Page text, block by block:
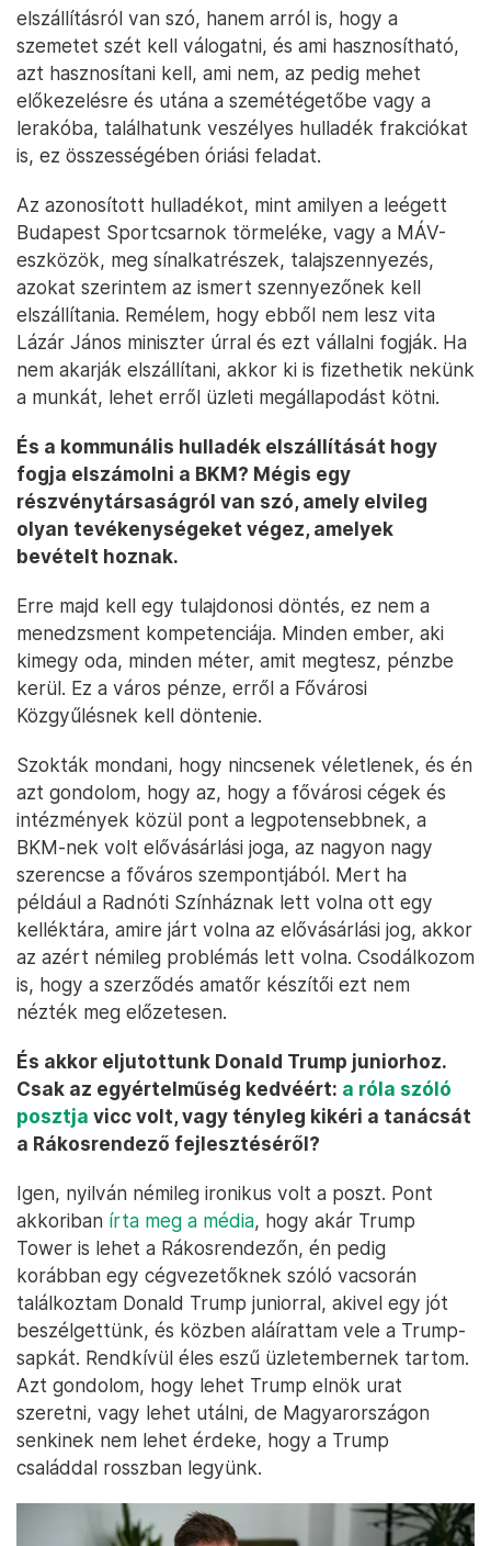
elszállításról van szó, hanem arról is, hogy a
szemetet szét kell válogatni, és ami hasznosítható,
azt hasznosítani kell, ami nem, az pedig mehet
előkezelésre és utána a szemétégetőbe vagy a
lerakóba, találhatunk veszélyes hulladék frakciókat
is, ez összességében óriási feladat.
Az azonosított hulladékot, mint amilyen a leégett
Budapest Sportcsarnok törmeléke, vagy a MÁV-
eszközök, meg sínalkatrészek, talajszennyezés,
azokat szerintem az ismert szennyezőnek kell
elszállítania. Remélem, hogy ebből nem lesz vita
Lázár János miniszter úrral és ezt vállalni fogják. Ha
nem akarják elszállítani, akkor ki is fizethetik nekünk
a munkát, lehet erről üzleti megállapodást kötni.
És a kommunális hulladék elszállítását hogy
fogja elszámolni a BKM? Mégis egy
részvénytársaságról van szó, amely elvileg
olyan tevékenységeket végez, amelyek
bevételt hoznak.
Erre majd kell egy tulajdonosi döntés, ez nem a
menedzsment kompetenciája. Minden ember, aki
kimegy oda, minden méter, amit megtesz, pénzbe
kerül. Ez a város pénze, erről a Fővárosi
Közgyűlésnek kell döntenie.
Szokták mondani, hogy nincsenek véletlenek, és én
azt gondolom, hogy az, hogy a fővárosi cégek és
intézmények közül pont a legpotensebbnek, a
BKM-nek volt elővásárlási joga, az nagyon nagy
szerencse a főváros szempontjából. Mert ha
például a Radnóti Színháznak lett volna ott egy
kelléktára, amire járt volna az elővásárlási jog, akkor
az azért némileg problémás lett volna. Csodálkozom
is, hogy a szerződés amatőr készítői ezt nem
nézték meg előzetesen.
És akkor eljutottunk Donald Trump juniorhoz.
Csak az egyértelműség kedvéért: a róla szóló
posztja vicc volt, vagy tényleg kikéri a tanácsát
a Rákosrendező fejlesztéséről?
Igen, nyilván némileg ironikus volt a poszt. Pont
akkoriban írta meg a média, hogy akár Trump
Tower is lehet a Rákosrendezőn, én pedig
korábban egy cégvezetőknek szóló vacsorán
találkoztam Donald Trump juniorral, akivel egy jót
beszélgettünk, és közben aláírattam vele a Trump-
sapkát. Rendkívül éles eszű üzletembernek tartom.
Azt gondolom, hogy lehet Trump elnök urat
szeretni, vagy lehet utálni, de Magyarországon
senkinek nem lehet érdeke, hogy a Trump
családdal rosszban legyünk.